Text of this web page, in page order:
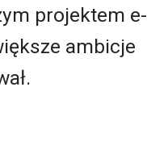
projektem e-
ambicje